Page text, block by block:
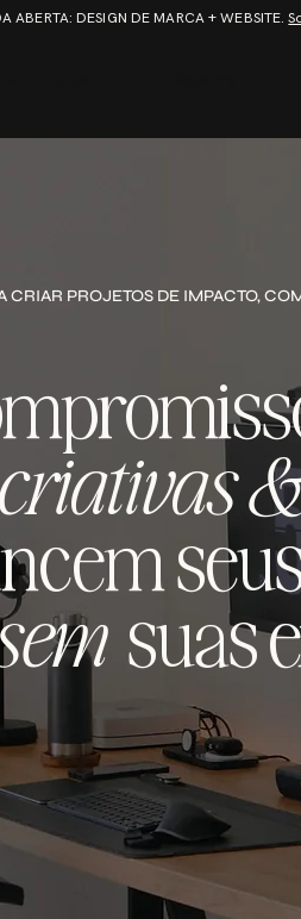
ABERTA: DESIGN DE MARCA + WEBSITE.
CRIAR PROJETOS DE IMPACTO,
criativas
suas